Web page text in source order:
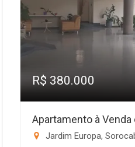
R$ 380.000
Apartamento à
Jardim Europa,